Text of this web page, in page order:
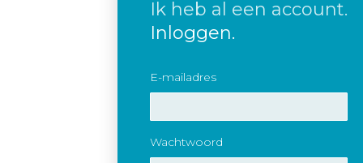
Ik heb al een account.
Inloggen.
E-mailadres
Wachtwoord